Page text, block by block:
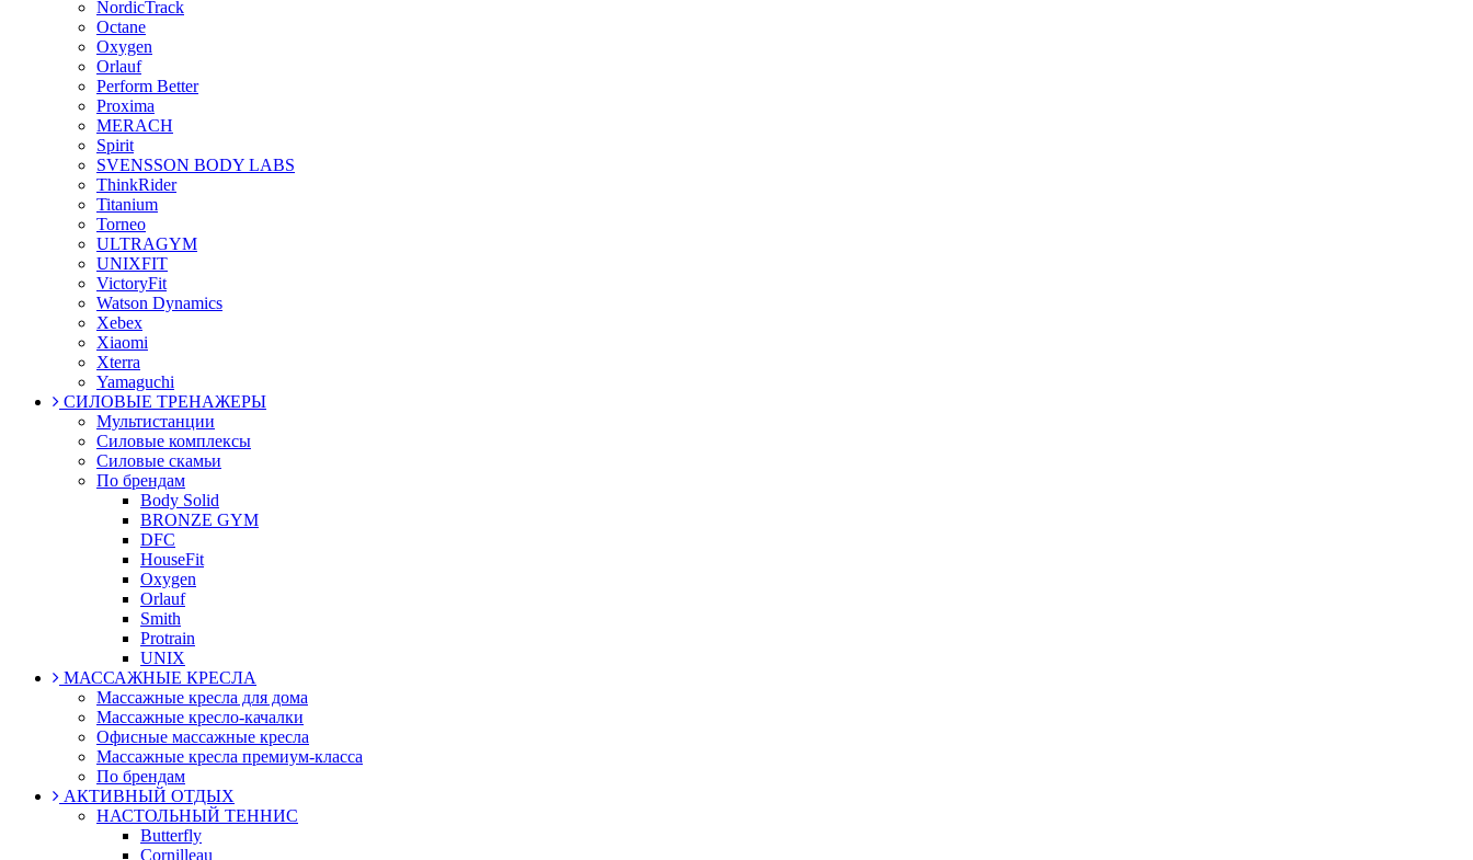
NordicTrack
Octane
Oxygen
Orlauf
Perform Better
Proxima
MERACH
Spirit
SVENSSON BODY LABS
ThinkRider
Titanium
Torneo
ULTRAGYM
UNIXFIT
VictoryFit
Watson Dynamics
Xebex
Xiaomi
Xterra
Yamaguchi
СИЛОВЫЕ ТРЕНАЖЕРЫ
Мультистанции
Силовые комплексы
Силовые скамьи
По брендам
Body Solid
BRONZE GYM
DFC
HouseFit
Oxygen
Orlauf
Smith
Protrain
UNIX
МАССАЖНЫЕ КРЕСЛА
Массажные кресла для дома
Массажные кресло-качалки
Офисные массажные кресла
Массажные кресла премиум-класса
По брендам
АКТИВНЫЙ ОТДЫХ
НАСТОЛЬНЫЙ ТЕННИС
Butterfly
Cornilleau